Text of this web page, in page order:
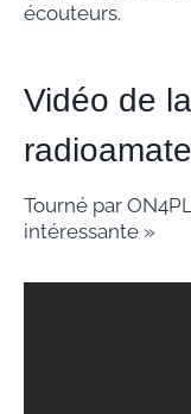
écouteurs.
Vidéo de
Tourné par
intéressante »